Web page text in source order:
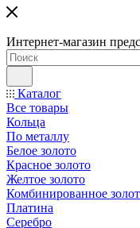
Интернет-магазин
Каталог
Все товары
Кольца
По металлу
Белое золото
Красное золото
Желтое золото
Комбинированное
Платина
Серебро